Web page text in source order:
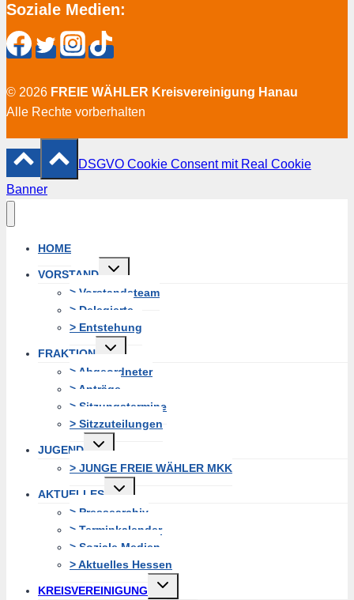
Soziale Medien:
© 2026 FREIE WÄHLER Kreisvereinigung Hanau
Alle Rechte vorberhalten
DSGVO Cookie Consent mit Real Cookie
Banner
HOME
VORSTAND
Untermenü
erweitern
> Vorstandsteam
> Delegierte
> Entstehung
FRAKTION
Untermenü
erweitern
> Abgeordneter
> Anträge
> Sitzungstermine
> Sitzzuteilungen
JUGEND
Untermenü
erweitern
> JUNGE FREIE WÄHLER MKK
AKTUELLES
Untermenü
erweitern
> Pressearchiv
> Terminkalender
> Soziale Medien
> Aktuelles Hessen
KREISVEREINIGUNG
Untermenü
erweitern